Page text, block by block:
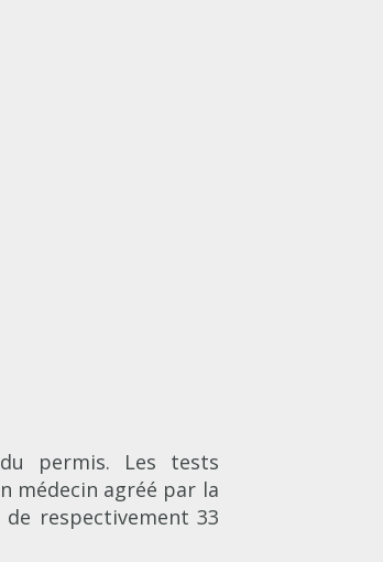
permis. Les tests
médecin agréé par la
respectivement 33